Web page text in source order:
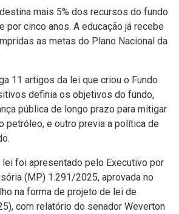
mais 5% dos recursos do fundo
por cinco anos. A educação já recebe
as metas do Plano Nacional da
11 artigos da lei que criou o Fundo
definia os objetivos do fundo,
pública de longo prazo para mitigar
petróleo, e outro previa a política de
foi apresentado pelo Executivo por
(MP) 1.291/2025, aprovada no
na forma de projeto de lei de
com relatório do senador Weverton